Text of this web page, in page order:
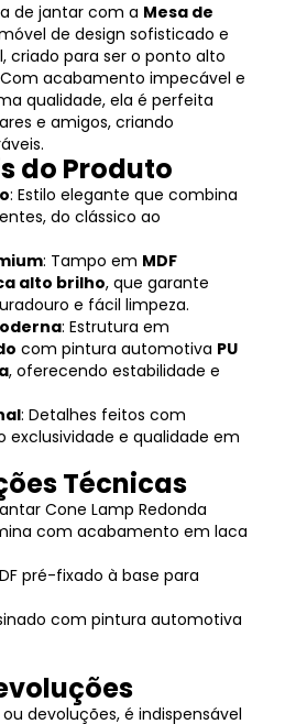
de jantar com a Mesa de
de design sofisticado e
criado para ser o ponto alto
acabamento impecável e
qualidade, ela é perfeita
e amigos, criando
do Produto
: Estilo elegante que combina
do clássico ao
: Tampo em MDF
alto brilho, que garante
e fácil limpeza.
: Estrutura em
com pintura automotiva PU
, oferecendo estabilidade e
: Detalhes feitos com
exclusividade e qualidade em
Técnicas
Cone Lamp Redonda
com acabamento em laca
pré-fixado à base para
com pintura automotiva
devoluções, é indispensável